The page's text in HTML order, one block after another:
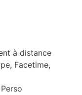
à distance
Facetime,